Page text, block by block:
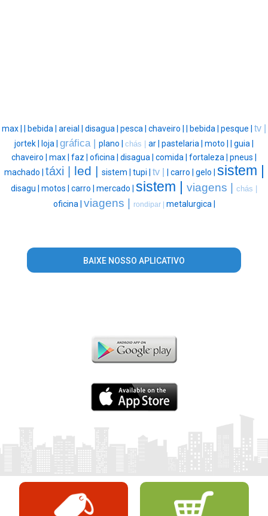
max | | bebida | areial | disagua | pesca | chaveiro | | bebida | pesque | tv |
jortek | loja | gráfica | plano | chás | ar | pastelaria | moto | | guia |
chaveiro | max | faz | oficina | disagua | comida | fortaleza | pneus |
machado | táxi | led | sistem | tupi | tv | | carro | gelo | sistem |
disagu | motos | carro | mercado | sistem | viagens | chás |
oficina | viagens | rondipar | metalurgica |
BAIXE NOSSO APLICATIVO